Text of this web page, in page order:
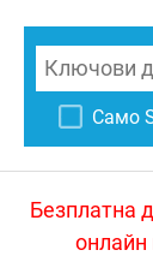
Само
Безплатна